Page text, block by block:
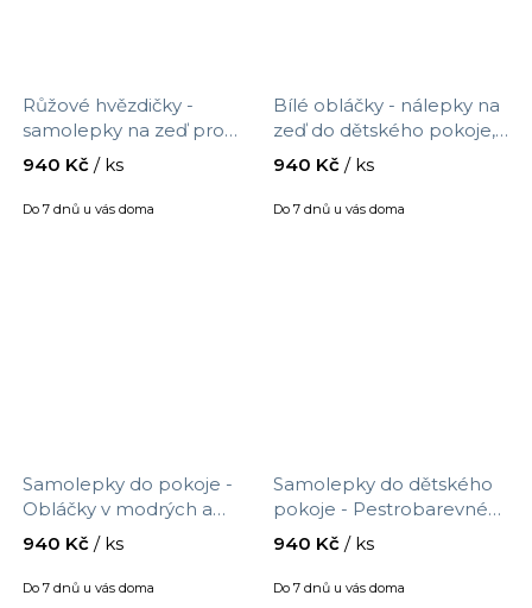
Růžové hvězdičky -
samolepky na zeď pro
dívku, velikost 90 x 30 cm,
Do 7 dnů u vás doma
940 Kč / ks
Bílé obláčky - nálepky na
zeď do dětského pokoje,
velikost 90 x 30 cm, 9551f
Do 7 dnů u vás doma
940 Kč / ks
Samolepky do pokoje -
Obláčky v modrých a
šedých barvách, velikost
90 x 30 cm, 9550f
Do 7 dnů u vás doma
940 Kč / ks
Samolepky do dětského
pokoje - Pestrobarevné
konfety, velikost 90 x 30
cm, 9549f
Do 7 dnů u vás doma
940 Kč / ks